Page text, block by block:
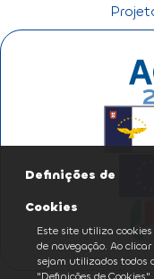
Definições de
Cookies
Este site utiliza
de navegação. Ao
sejam utilizados todos